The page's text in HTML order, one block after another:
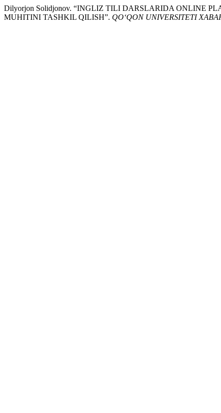
Dilyorjon Solidjonov. “INGLIZ TILI DARSLARIDA ONLINE
MUHITINI TASHKIL QILISH”. QO‘QON UNIVERSITETI